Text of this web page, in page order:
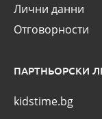
Лични данни
Отговорности
ПАРТНЬОРСКИ
kidstime.bg